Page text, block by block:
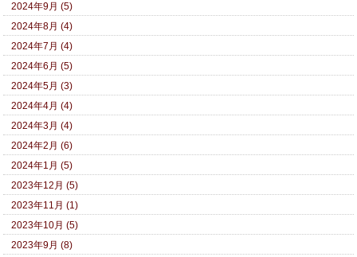
2024年9月 (5)
2024年8月 (4)
2024年7月 (4)
2024年6月 (5)
2024年5月 (3)
2024年4月 (4)
2024年3月 (4)
2024年2月 (6)
2024年1月 (5)
2023年12月 (5)
2023年11月 (1)
2023年10月 (5)
2023年9月 (8)